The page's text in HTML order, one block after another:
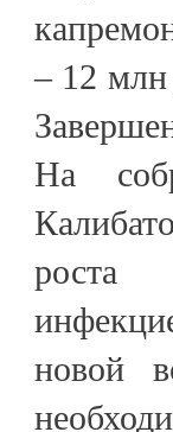
– 12 млн
На
роста
новой